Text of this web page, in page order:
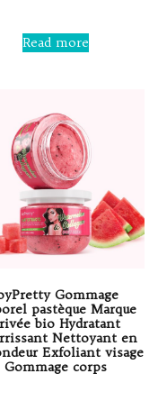
0
out
Read more
Gommage
pastèque Marque
bio Hydratant
Nettoyant en
Exfoliant visage
Gommage corps